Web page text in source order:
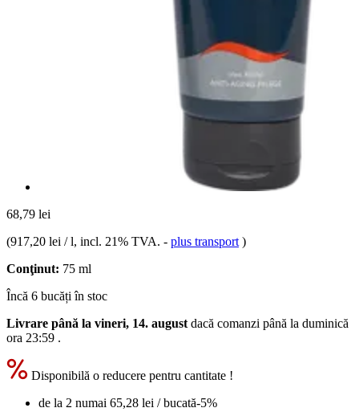
68,79 lei
(917,20 lei / l, incl. 21% TVA. - plus transport )
Conţinut: 75 ml
Încă 6 bucăți în stoc
Livrare până la vineri, 14. august dacă comanzi până la duminică
ora 23:59 .
Disponibilă o reducere pentru cantitate !
de la 2 numai 65,28 lei / bucată-5%